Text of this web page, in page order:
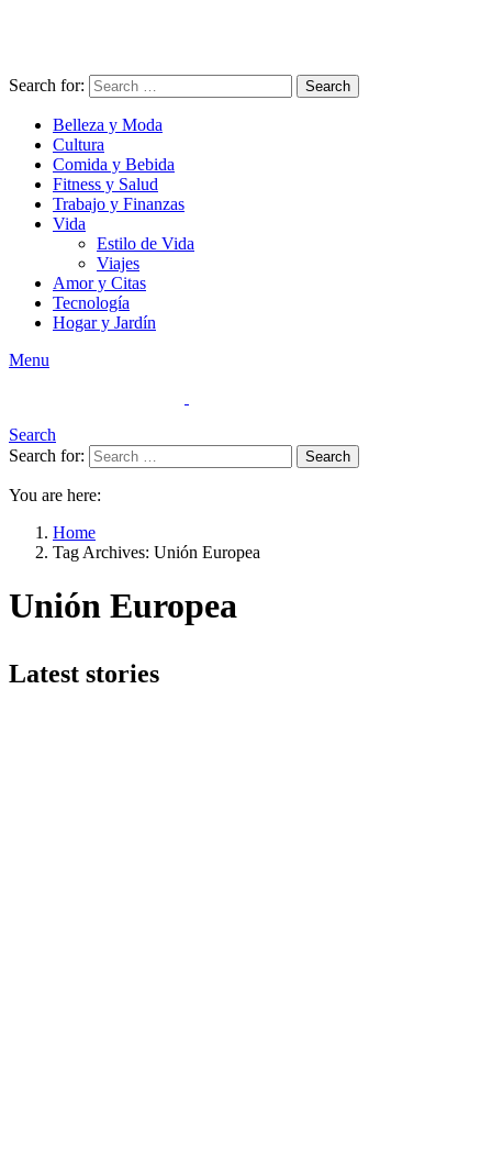
Search for: Search
Belleza y Moda
Cultura
Comida y Bebida
Fitness y Salud
Trabajo y Finanzas
Vida
Estilo de Vida
Viajes
Amor y Citas
Tecnología
Hogar y Jardín
Menu
Search
Search for:
Search
You are here:
Home
Tag Archives: Unión Europea
Unión Europea
Latest stories